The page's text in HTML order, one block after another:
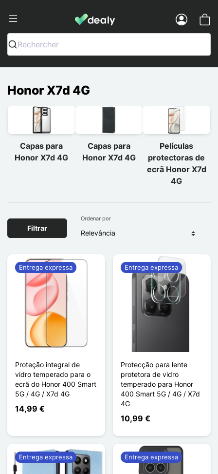
Dealy - Capas e acessórios para
Rechercher
Honor X7d 4G
Capas para
Honor X7d 4G
Capas para
Honor X7d 4G
Películas
protectoras de
ecrã Honor X7d
4G
Filtrar
Ordenar por
Proteção integral de
vidro temperado para o
ecrã do Honor 400 Smart
5G / 4G / X7d 4G
14,99 €
Entrega expressa
Protecção para lente
protetora de vidro
temperado para Honor
400 Smart 5G / 4G / X7d
4G
10,99 €
Entrega expressa
Entrega expressa Entrega expressa